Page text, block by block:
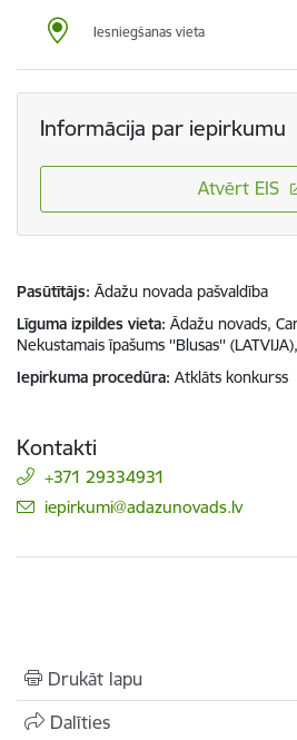
Iesniegšanas vieta
Informācija par iepirkumu
Atvērt EIS
Pasūtītājs Ādažu novada pašvaldība
Līguma izpildes vieta Ādažu novads,
Nekustamais īpašums ''Blusas''
Iepirkuma procedūra Atklāts konkurss
Kontakti
+371 29334931
E-pasts:
iepirkumi@adazunovads.lv
Drukāt lapu
Dalīties